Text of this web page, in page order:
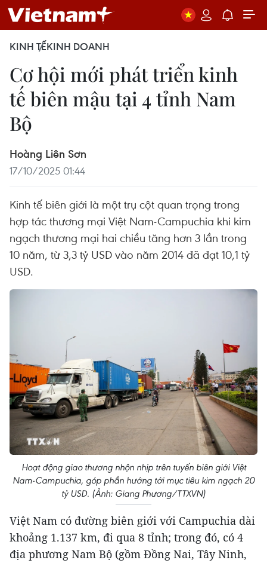
KINH TẾKINH DOANH
Cơ hội mới phát triển kinh
tế biên mậu tại 4 tỉnh Nam
Bộ
Hoàng Liên Sơn
17/10/2025 01:44
Kinh tế biên giới là một trụ cột quan trọng trong
hợp tác thương mại Việt Nam-Campuchia khi kim
ngạch thương mại hai chiều tăng hơn 3 lần trong
10 năm, từ 3,3 tỷ USD vào năm 2014 đã đạt 10,1 tỷ
USD.
Hoạt động giao thương nhộn nhịp trên tuyến biên giới Việt
Nam-Campuchia, góp phần hướng tới mục tiêu kim ngạch 20
tỷ USD. (Ảnh: Giang Phương/TTXVN)
Việt Nam có đường biên giới với Campuchia dài
khoảng 1.137 km, đi qua 8 tỉnh; trong đó, có 4
địa phương Nam Bộ (gồm Đồng Nai, Tây Ninh,